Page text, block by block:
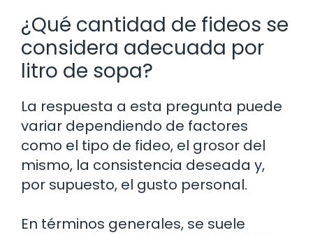
¿Qué cantidad de fideos se
considera adecuada por
litro de sopa?
La respuesta a esta pregunta puede
variar dependiendo de factores
como el tipo de fideo, el grosor del
mismo, la consistencia deseada y,
por supuesto, el gusto personal.
En términos generales, se suele